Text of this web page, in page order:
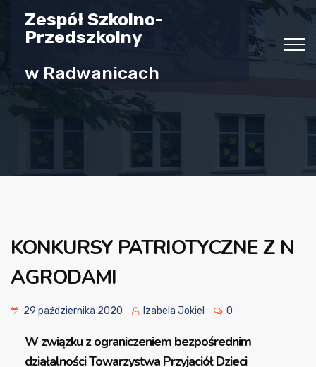
Zespół Szkolno-
Przedszkolny
w Radwanicach
KONKURSY PATRIOTYCZNE Z N
AGRODAMI
29 października 2020 Izabela Jokiel 0
W związku z ograniczeniem bezpośrednim
działalności Towarzystwa Przyjaciół Dzieci